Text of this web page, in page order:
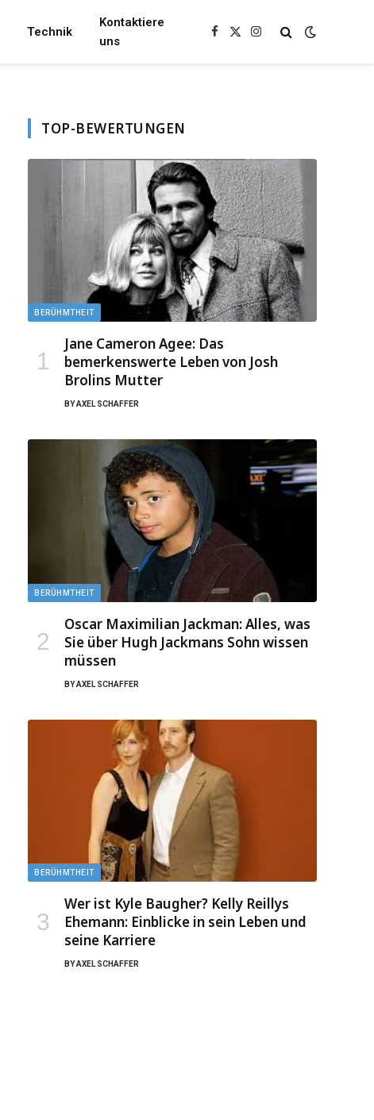
Technik
Kontaktiere
uns
Facebook
X
Instagram
TOP-BEWERTUNGEN
BERÜHMTHEIT
Jane Cameron Agee: Das
bemerkenswerte Leben von Josh
Brolins Mutter
BYAXEL SCHAFFER
BERÜHMTHEIT
Oscar Maximilian Jackman: Alles, was
Sie über Hugh Jackmans Sohn wissen
müssen
BYAXEL SCHAFFER
BERÜHMTHEIT
Wer ist Kyle Baugher? Kelly Reillys
Ehemann: Einblicke in sein Leben und
seine Karriere
BYAXEL SCHAFFER